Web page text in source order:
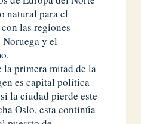
natural para el
las regiones
y el
la primera mitad de la
es capital política
la ciudad pierde este
Oslo, esta continúa